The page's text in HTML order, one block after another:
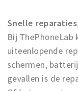
Snelle
Bij
uiteenlopende
schermen,
gevallen is de